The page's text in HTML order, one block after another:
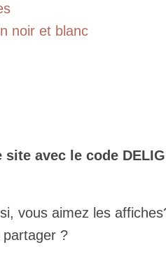
noir et blanc
avec le code
vous aimez les
partager ?